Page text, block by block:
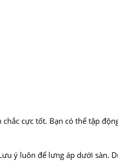
chắc cực tốt. Bạn có thể tập
ý luôn để lưng áp dưới sàn.